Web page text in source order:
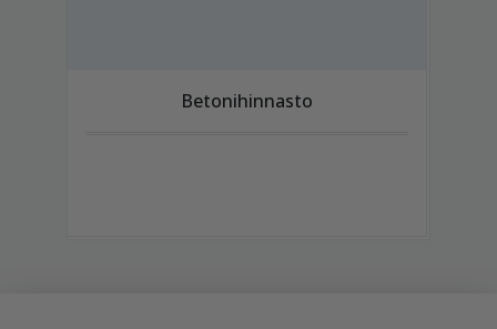
Betonihinnasto